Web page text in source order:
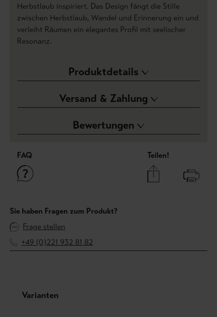
Herbstlaub inspiriert. Das Design fängt die Stille
zwischen Herbstlaub, Wandel und Erinnerung ein und
verleiht Räumen ein elegantes Profil mit seelischer
Resonanz.
Produktdetails
Versand & Zahlung
Bewertungen
FAQ Teilen!
Sie haben Fragen zum Produkt?
Frage stellen
+49 (0)221 932 81 82
Produktgalerie überspringen
Varianten